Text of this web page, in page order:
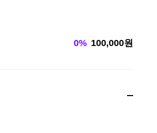
0% 100,000원